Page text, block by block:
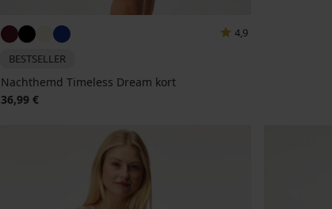
4,9
BESTSELLER
Nachthemd Timeless Dream kort
36,99 €